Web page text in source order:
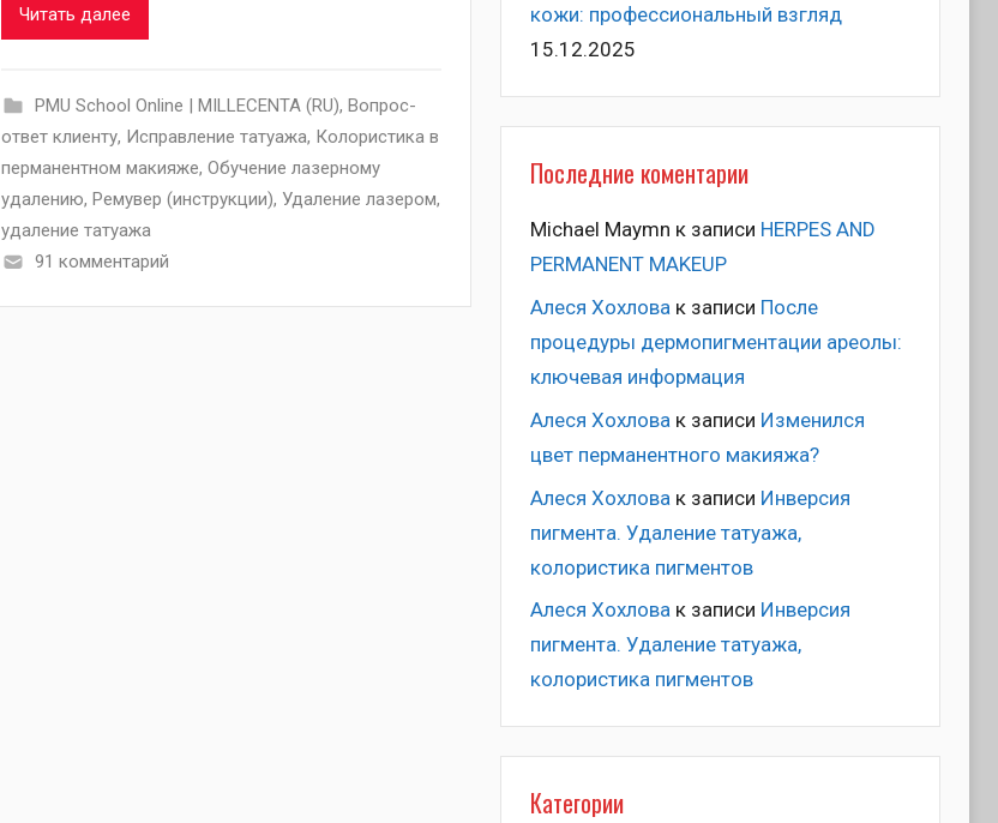
Читать далее
PMU School Online | MILLECENTA (RU), Вопрос-
ответ клиенту, Исправление татуажа, Колористика в
перманентном макияже,Обучение лазерному
удалению,Ремувер (инструкции), Удаление лазером,
удаление татуажа
91 комментарий
кожи: профессиональный взгляд
15.12.2025
Последние коментарии
Michael Maymn к записи HERPES AND
PERMANENT MAKEUP
Алеся Хохловак записи После
процедуры дермопигментации ареолы:
ключевая информация
Алеся Хохлова к записи Изменился
цвет перманентного макияжа?
Алеся Хохлова к записи Инверсия
пигмента. Удаление татуажа,
колористика пигментов
Алеся Хохловак записи Инверсия
пигмента. Удаление татуажа,
колористика пигментов
Категории